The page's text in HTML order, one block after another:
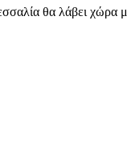
θα λάβει χώρα